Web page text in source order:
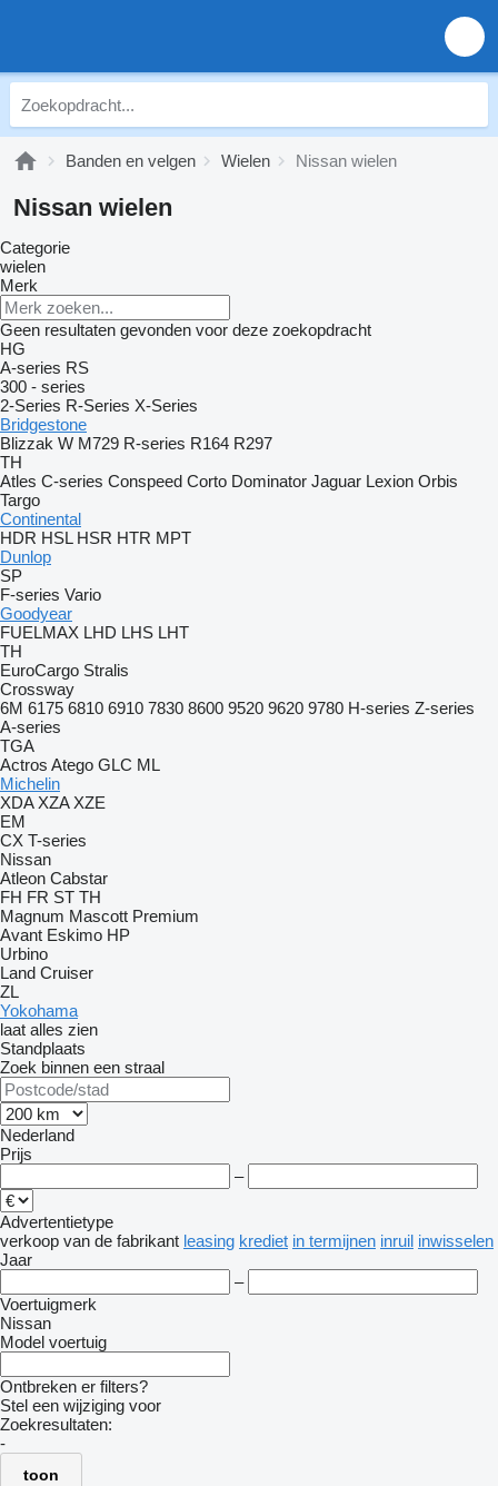
Banden en velgen Wielen Nissan wielen
Nissan wielen
Categorie
wielen
Merk
Geen resultaten gevonden voor deze zoekopdracht
HG
A-series RS
300 - series
2-Series R-Series X-Series
Bridgestone
Blizzak W M729 R-series R164 R297
TH
Atles C-series Conspeed Corto Dominator Jaguar Lexion Orbis
Targo
Continental
HDR HSL HSR HTR MPT
Dunlop
SP
F-series Vario
Goodyear
FUELMAX LHD LHS LHT
TH
EuroCargo Stralis
Crossway
6M 6175 6810 6910 7830 8600 9520 9620 9780 H-series Z-series
A-series
TGA
Actros Atego GLC ML
Michelin
XDA XZA XZE
EM
CX T-series
Nissan
Atleon Cabstar
FH FR ST TH
Magnum Mascott Premium
Avant Eskimo HP
Urbino
Land Cruiser
ZL
Yokohama
laat alles zien
Standplaats
Zoek binnen een straal
Nederland
Prijs
–
Advertentietype
verkoop van de fabrikant leasing krediet in termijnen inruil inwisselen
Jaar
–
Voertuigmerk
Nissan
Model voertuig
Ontbreken er filters?
Stel een wijziging voor
Zoekresultaten:
-
toon